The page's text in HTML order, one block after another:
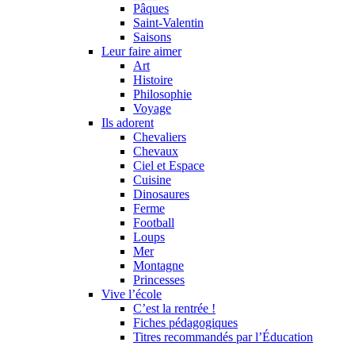
Pâques
Saint-Valentin
Saisons
Leur faire aimer
Art
Histoire
Philosophie
Voyage
Ils adorent
Chevaliers
Chevaux
Ciel et Espace
Cuisine
Dinosaures
Ferme
Football
Loups
Mer
Montagne
Princesses
Vive l’école
C’est la rentrée !
Fiches pédagogiques
Titres recommandés par l’Éducation